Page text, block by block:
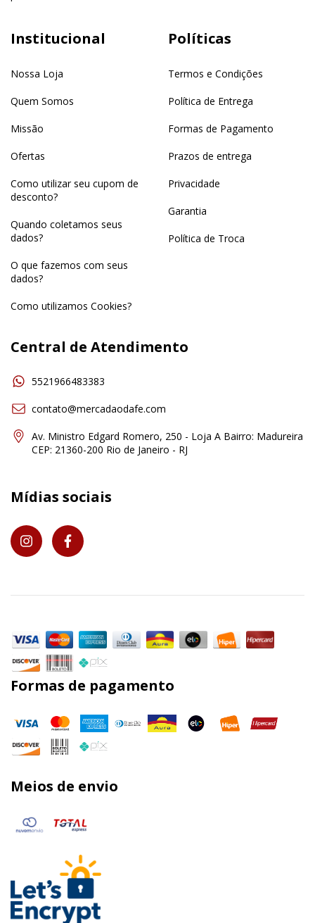
Institucional
Nossa Loja
Quem Somos
Missão
Ofertas
Como utilizar seu cupom de
desconto?
Quando coletamos seus
dados?
O que fazemos com seus
dados?
Como utilizamos Cookies?
Políticas
Termos e Condições
Política de Entrega
Formas de Pagamento
Prazos de entrega
Privacidade
Garantia
Política de Troca
Central de Atendimento
5521966483383
contato@mercadaodafe.com
Av. Ministro Edgard Romero, 250 - Loja A Bairro: Madureira
CEP: 21360-200 Rio de Janeiro - RJ
Mídias sociais
Formas de pagamento
Meios de envio